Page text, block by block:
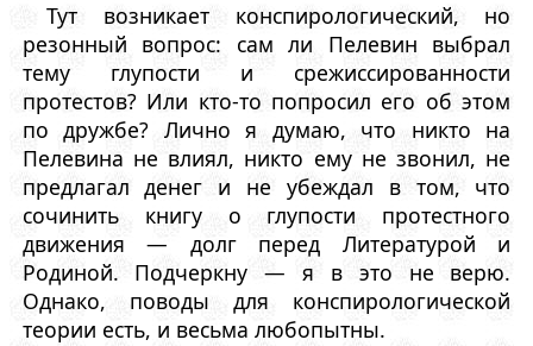
Тут возникает конспирологический, но
резонный вопрос: сам ли Пелевин выбрал
тему глупости и срежиссированности
протестов? Или кто-то попросил его об этом
по дружбе? Лично я думаю, что никто на
Пелевина не влиял, никто ему не звонил, не
предлагал денег и не убеждал в том, что
сочинить книгу о глупости протестного
движения — долг перед Литературой и
Родиной. Подчеркну — я в это не верю.
Однако, поводы для конспирологической
теории есть, и весьма любопытны.